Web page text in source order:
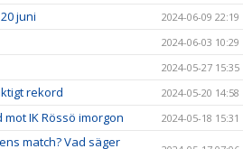
juni 2024-06-09 22:19
2024-06-03 10:29
2024-05-27 15:35
rekord 2024-05-20 14:58
IK Rössö imorgon 2024-05-18 15:31
match? Vad säger